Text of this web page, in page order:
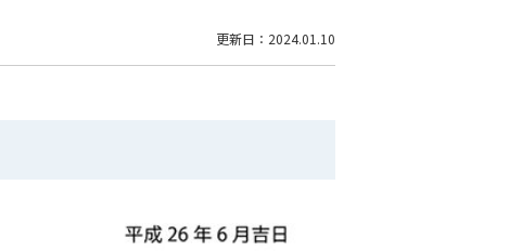
更新日：2024.01.10